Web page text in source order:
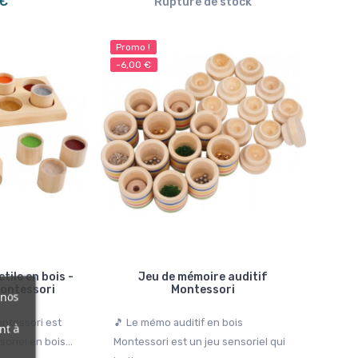
à
en bois -
est
en bois...
Promo !
-6,00 €
Jeu de mémoire auditif
Montessori
🎵 Le mémo auditif en bois
Montessori est un jeu sensoriel qui